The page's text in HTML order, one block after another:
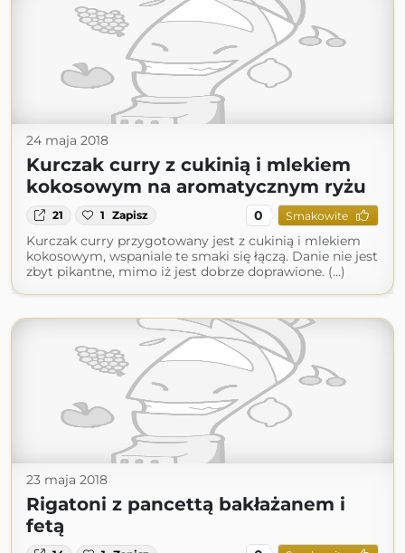
24 maja 2018
Kurczak curry z cukinią i mlekiem
kokosowym na aromatycznym ryżu
21 1 Zapisz 0 Smakowite
Kurczak curry przygotowany jest z cukinią i mlekiem
kokosowym, wspaniale te smaki się łączą. Danie nie jest
zbyt pikantne, mimo iż jest dobrze doprawione. (...)
23 maja 2018
Rigatoni z pancettą bakłażanem i
fetą